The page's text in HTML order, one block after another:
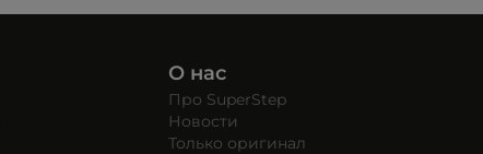
О нас
Про SuperStep
Новости
Только оригинал